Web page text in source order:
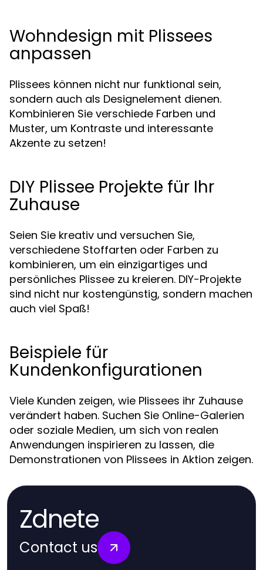
Wohndesign mit Plissees
anpassen
Plissees können nicht nur funktional sein,
sondern auch als Designelement dienen.
Kombinieren Sie verschiede Farben und
Muster, um Kontraste und interessante
Akzente zu setzen!
DIY Plissee Projekte für Ihr
Zuhause
Seien Sie kreativ und versuchen Sie,
verschiedene Stoffarten oder Farben zu
kombinieren, um ein einzigartiges und
persönliches Plissee zu kreieren. DIY-Projekte
sind nicht nur kostengünstig, sondern machen
auch viel Spaß!
Beispiele für
Kundenkonfigurationen
Viele Kunden zeigen, wie Plissees ihr Zuhause
verändert haben. Suchen Sie Online-Galerien
oder soziale Medien, um sich von realen
Anwendungen inspirieren zu lassen, die
Demonstrationen von Plissees in Aktion zeigen.
Zdnete
Contact us